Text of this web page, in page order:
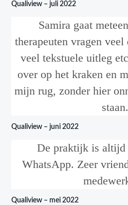
Qualiview – juli 2022
Samira gaat
therapeuten vragen
veel tekstuele uitleg
over op het kraken en
mijn rug, zonder hier
staan.
Qualiview – juni 2022
De praktijk is altijd
WhatsApp. Zeer
Qualiview – mei 2022